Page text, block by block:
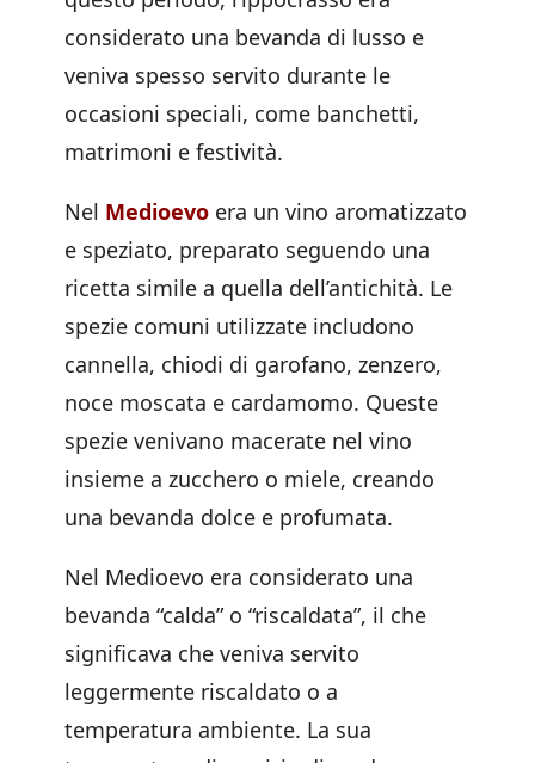
considerato una bevanda di lusso e
veniva spesso servito durante le
occasioni speciali, come banchetti,
matrimoni e festività.
Nel Medioevo era un vino aromatizzato
e speziato, preparato seguendo una
ricetta simile a quella dell’antichità. Le
spezie comuni utilizzate includono
cannella, chiodi di garofano, zenzero,
noce moscata e cardamomo. Queste
spezie venivano macerate nel vino
insieme a zucchero o miele, creando
una bevanda dolce e profumata.
Nel Medioevo era considerato una
bevanda “calda” o “riscaldata”, il che
significava che veniva servito
leggermente riscaldato o a
temperatura ambiente. La sua